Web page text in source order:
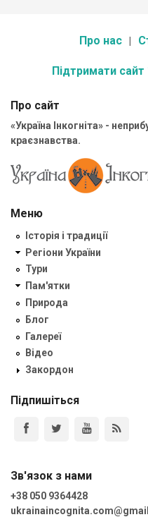
Про нас
Підтримати сайт
Про сайт
«Україна Інкогніта» -
краєзнавства.
Меню
Історія і традиції
Регіони України
Тури
Пам'ятки
Природа
Блог
Галереї
Відео
Закордон
Підпишіться
Зв'язок з нами
+38 050 9364428